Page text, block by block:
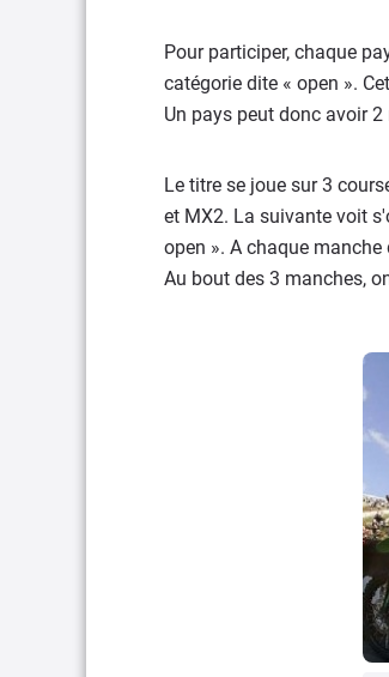
Pour participer, chaque
catégorie dite « open ».
Un pays peut donc avoir
Le titre se joue sur 3
et MX2. La suivante voit
open ». A chaque
Au bout des 3 manches,